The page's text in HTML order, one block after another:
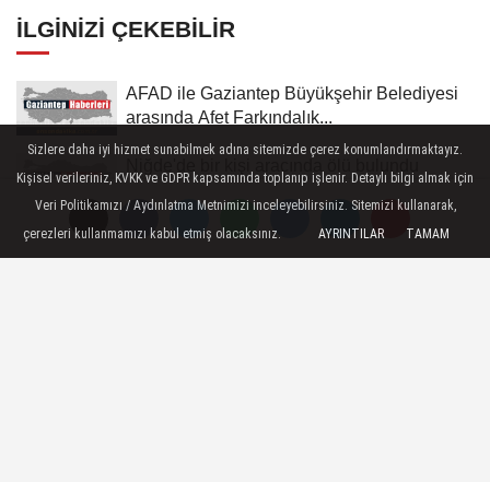
İLGINIZI ÇEKEBILIR
AFAD ile Gaziantep Büyükşehir Belediyesi
arasında Afet Farkındalık...
Çanakkale Boğazı'nda arızalanan gemi
güvenli bölgeye demirletildi
Sizlere daha iyi hizmet sunabilmek adına sitemizde çerez konumlandırmaktayız.
Kişisel verileriniz, KVKK ve GDPR kapsamında toplanıp işlenir. Detaylı bilgi almak için
Veri Politikamızı / Aydınlatma Metnimizi inceleyebilirsiniz. Sitemizi kullanarak,
çerezleri kullanmamızı kabul etmiş olacaksınız.
AYRINTILAR TAMAM